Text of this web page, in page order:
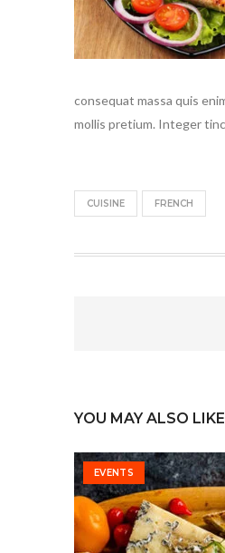
consequat massa quis
mollis pretium. Integer
CUISINE FRENCH
YOU MAY ALSO LIKE
EVENTS